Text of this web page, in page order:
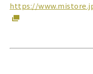
https://